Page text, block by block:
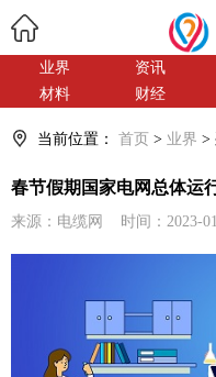
业界 资讯
材料
财经
当前位置： 首页 > 业界 >
春节假期国家电网总体运
来源：电缆网 时间：2023-